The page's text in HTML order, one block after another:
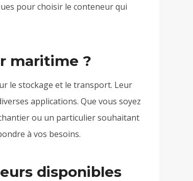
pour choisir le conteneur qui
maritime ?
le stockage et le transport. Leur
applications. Que vous soyez
ou un particulier souhaitant
à vos besoins.
disponibles